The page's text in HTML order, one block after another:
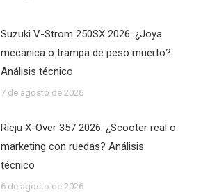
Suzuki V-Strom 250SX 2026: ¿Joya
mecánica o trampa de peso muerto?
Análisis técnico
7 de agosto de 2026
Rieju X-Over 357 2026: ¿Scooter real o
marketing con ruedas? Análisis
técnico
6 de agosto de 2026